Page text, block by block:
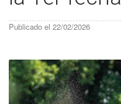
Publicado el 22/02/2026